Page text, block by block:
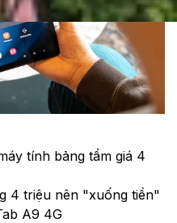
tính bảng tầm giá 4
4 triệu nên "xuống tiền"
A9 4G